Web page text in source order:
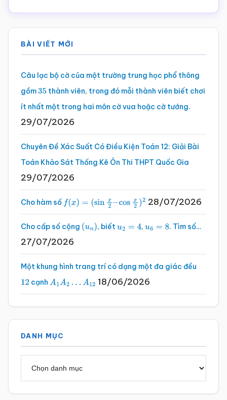
PowerPoint
LỚP
9
Sidebar
chính
BÀI VIẾT MỚI
Câu lạc bộ cờ của một trường trung học phổ thông
gồm35 thành viên, trong đó mỗi thành viên biết chơi
ít nhất một trong hai môn cờ vua hoặc cờ tướng.
29/07/2026
Chuyên Đề Xác Suất Có Điều Kiện Toán 12: Giải Bài
Toán Khảo Sát Thống Kê Ôn Thi THPT Quốc Gia
29/07/2026
Cho hàm số f(x)=(sinx2 –cosx2 )2 28/07/2026
Cho cấp số cộng (un), biếtu2 =4 , u6 =8 . Tìm số…
27/07/2026
Một khung hình trang trí có dạng một đa giác đều
12 cạnh A1A2…A 12 18/06/2026
DANH MỤC